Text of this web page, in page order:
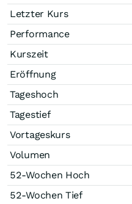
Letzter Kurs
Performance
Kurszeit
Eröffnung
Tageshoch
Tagestief
Vortageskurs
Volumen
52-Wochen Hoch
52-Wochen Tief